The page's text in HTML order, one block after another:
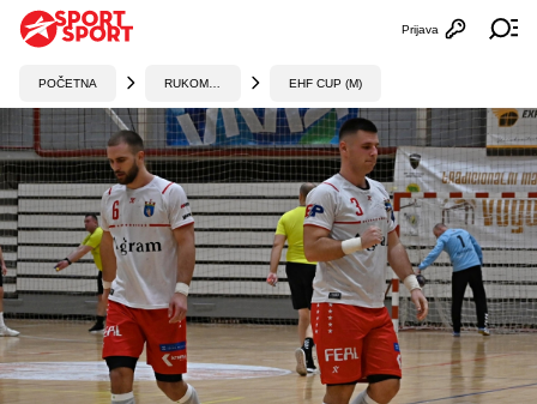
Otvori
Prijava
POČETNA EHF CUP (M)